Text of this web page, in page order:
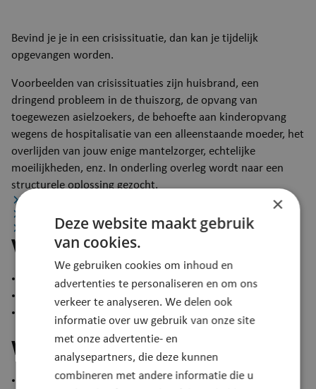
Bevind je je in een crisissituatie, dan kan je tijdelijk
opgevangen worden.
Voorbeelden van crisissituaties zijn huisbrand, een
dringend probleem in de thuiszorg, de opvang van
toegewezen asielzoekers, de behoefte aan kinderopvang
wegens de hospitalisatie van een alleenstaande moeder, het
overlijden van jouw enige mantelzorger, echtelijke
moeilijkheden, enz. In onderling overleg wordt naar een
structurele oplossing gezocht.
Procedure
Voorwaarden
Je woont in Puurs-Sint-Amands.
Je bent behoeftig.
Wat meebrengen
​identiteitskaart;
×
Deze website maakt gebruik
van cookies.
We gebruiken cookies om inhoud en
advertenties te personaliseren en om ons
verkeer te analyseren. We delen ook
informatie over uw gebruik van onze site
met onze advertentie- en
analysepartners, die deze kunnen
combineren met andere informatie die u